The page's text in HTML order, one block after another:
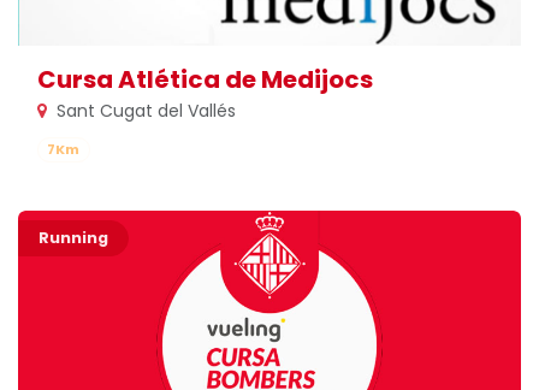
Cursa Atlética de Medijocs
Sant Cugat del Vallés
7Km
Running